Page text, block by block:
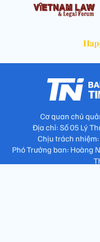
Cơ quan chủ
Địa chỉ: Số 05 Lý
Chịu trách
Phó Trưởng ban: Hoàng